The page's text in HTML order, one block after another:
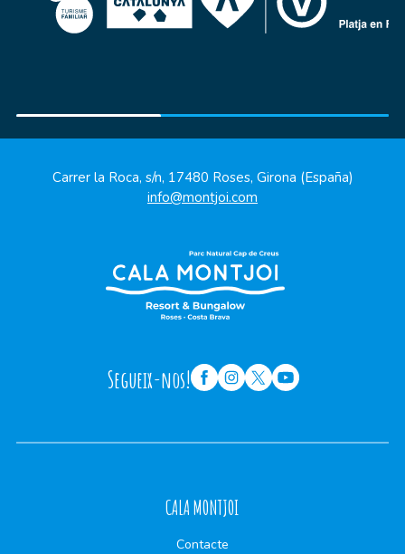
Carrer la Roca, s/n, 17480 Roses, Girona (España)
info@montjoi.com
Segueix-nos!
CALA MONTJOI
Contacte